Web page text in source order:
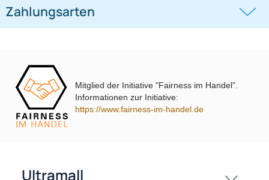
passende Produkte
Mitglied der Initiative "Fairness im Handel".
Informationen zur Initiative:
https://www.fairness-im-handel.de